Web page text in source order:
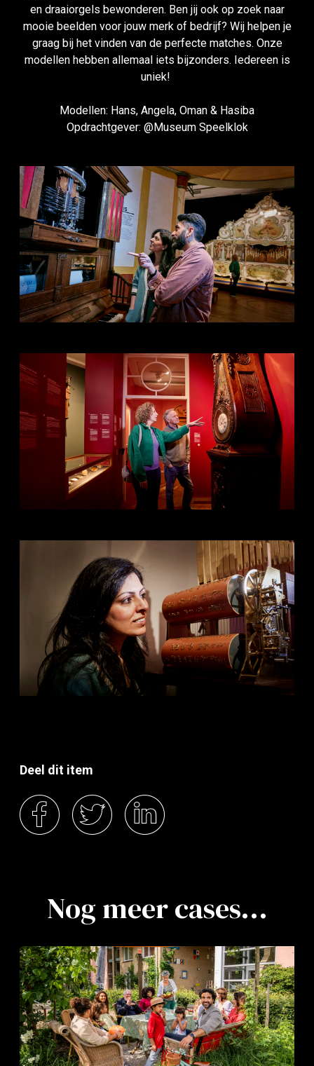
en draaiorgels bewonderen. Ben jij ook op zoek naar
mooie beelden voor jouw merk of bedrijf? Wij helpen je
graag bij het vinden van de perfecte matches. Onze
modellen hebben allemaal iets bijzonders. Iedereen is
uniek!
Modellen: Hans, Angela, Oman & Hasiba
Opdrachtgever: @Museum Speelklok
Deel dit item
Nog meer cases...